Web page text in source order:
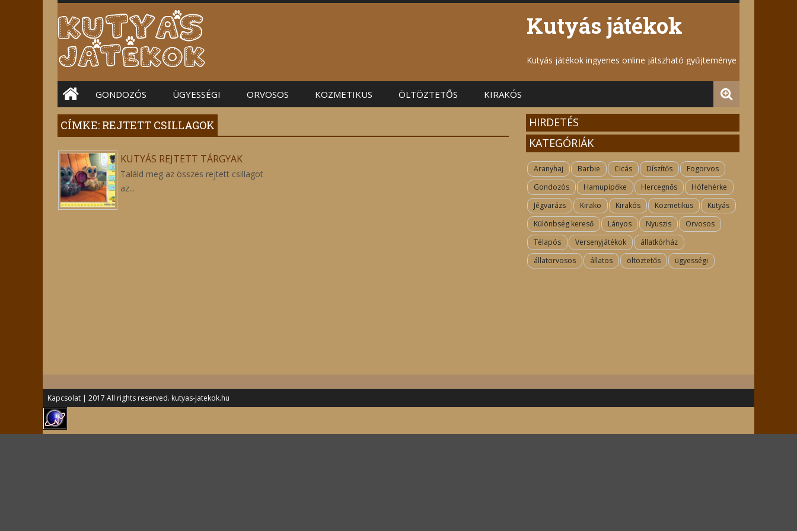
Kutyás játékok
Kutyás játékok ingyenes online játszható gyűjteménye
Main menu
GONDOZÓS ÜGYESSÉGI ORVOSOS KOZMETIKUS ÖLTÖZTETŐS KIRAKÓS
CÍMKE: REJTETT CSILLAGOK
KUTYÁS REJTETT TÁRGYAK
Találd meg az összes rejtett csillagot
az...
HIRDETÉS
KATEGÓRIÁK
Aranyhaj Barbie Cicás Díszítős
Fogorvos
Gondozós
Hamupipőke Hercegnős
Hófehérke
Jégvarázs
Kirako Kirakós Kozmetikus
Kutyás
Különbség kereső
Lányos Nyuszis
Orvosos
Télapós
Versenyjátékok
állatkórház
állatorvosos
állatos öltöztetős ügyességi
Kapcsolat | 2017 All rights reserved. kutyas-jatekok.hu